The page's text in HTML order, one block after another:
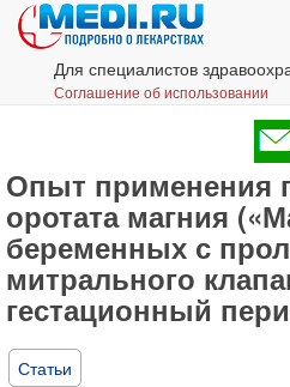
Для специалистов
Соглашение об использовании
Опыт применения
оротата магния
беременных с
митрального
гестационный
Статьи